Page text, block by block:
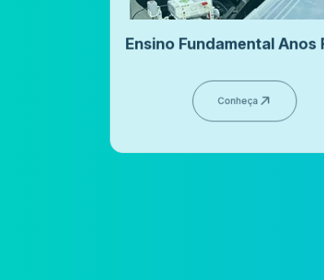
Ensino Médio
Conheça